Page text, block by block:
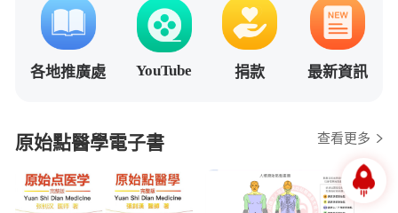
各地推廣處 YouTube 捐款 最新資訊
原始點醫學電子書 查看更多